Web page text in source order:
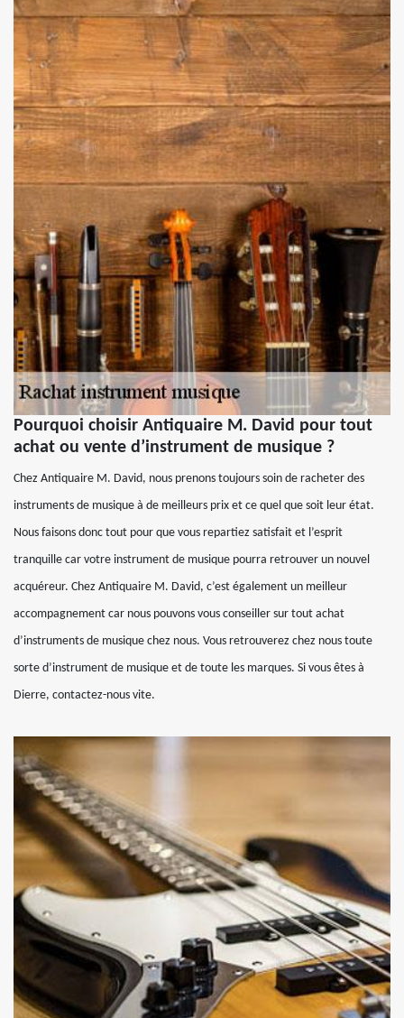
Pourquoi choisir Antiquaire M. David pour tout
achat ou vente d’instrument de musique ?
Chez Antiquaire M. David, nous prenons toujours soin de racheter des
instruments de musique à de meilleurs prix et ce quel que soit leur état.
Nous faisons donc tout pour que vous repartiez satisfait et l’esprit
tranquille car votre instrument de musique pourra retrouver un nouvel
acquéreur. Chez Antiquaire M. David, c’est également un meilleur
accompagnement car nous pouvons vous conseiller sur tout achat
d’instruments de musique chez nous. Vous retrouverez chez nous toute
sorte d’instrument de musique et de toute les marques. Si vous êtes à
Dierre, contactez-nous vite.